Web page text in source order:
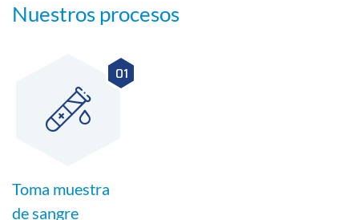
Nuestros procesos
01
Toma muestra
de sangre